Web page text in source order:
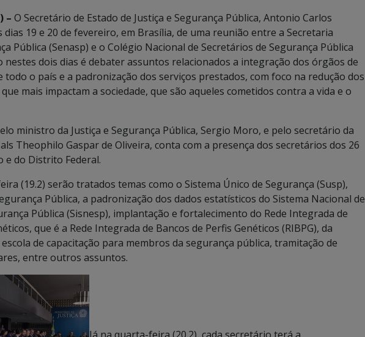
– O Secretário de Estado de Justiça e Segurança Pública, Antonio Carlos
19 e 20 de fevereiro, em Brasília, de uma reunião entre a Secretaria
Pública (Senasp) e o Colégio Nacional de Secretários de Segurança Pública
nestes dois dias é debater assuntos relacionados a integração dos órgãos de
todo o país e a padronização dos serviços prestados, com foco na redução dos
mais impactam a sociedade, que são aqueles cometidos contra a vida e o
ministro da Justiça e Segurança Pública, Sergio Moro, e pelo secretário da
Theophilo Gaspar de Oliveira, conta com a presença dos secretários dos 26
e do Distrito Federal.
(19.2) serão tratados temas como o Sistema Único de Segurança (Susp),
Pública, a padronização dos dados estatísticos do Sistema Nacional de
Pública (Sisnesp), implantação e fortalecimento do Rede Integrada de
que é a Rede Integrada de Bancos de Perfis Genéticos (RIBPG), da
de capacitação para membros da segurança pública, tramitação de
entre outros assuntos.